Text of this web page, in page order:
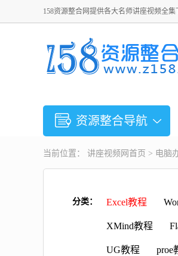
158资源整合网提供各大名师讲座视频全
资源整合导航
当前位置： 讲座视频 网首页 > 电脑
分类： Excel教程
XMind教程
UG教程 proe